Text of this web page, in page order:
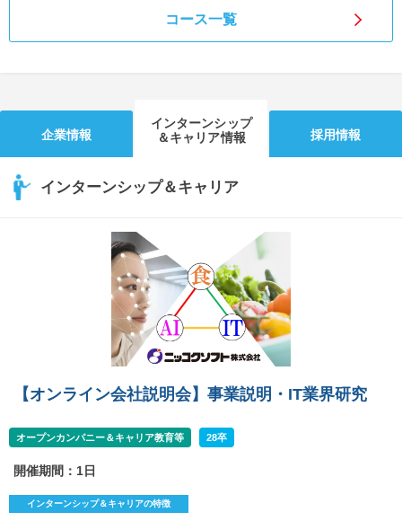
コース一覧
企業情報
インターンシップ
＆キャリア情報
採用情報
インターンシップ＆キャリア
【オンライン会社説明会】事業説明・IT業界研究
オープンカンパニー＆キャリア教育等 28卒
開催期間：1日
インターンシップ＆キャリアの特徴